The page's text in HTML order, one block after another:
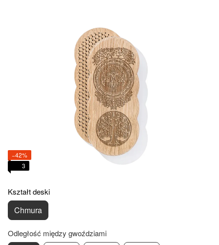
−42%
3
Kształt deski
Chmura
Odległość między gwoździami